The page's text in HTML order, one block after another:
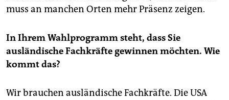
muss an manchen Orten mehr Präsenz zeigen.
In Ihrem Wahlprogramm steht, dass Sie
ausländische Fachkräfte gewinnen möchten. Wie
kommt das?
Wir brauchen ausländische Fachkräfte. Die USA